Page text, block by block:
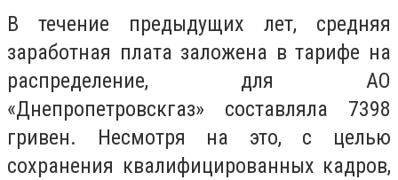
В течение предыдущих лет, средняя
заработная плата заложена в тарифе на
распределение, для АО
«Днепропетровскгаз» составляла 7398
гривен. Несмотря на это, с целью
сохранения квалифицированных кадров,